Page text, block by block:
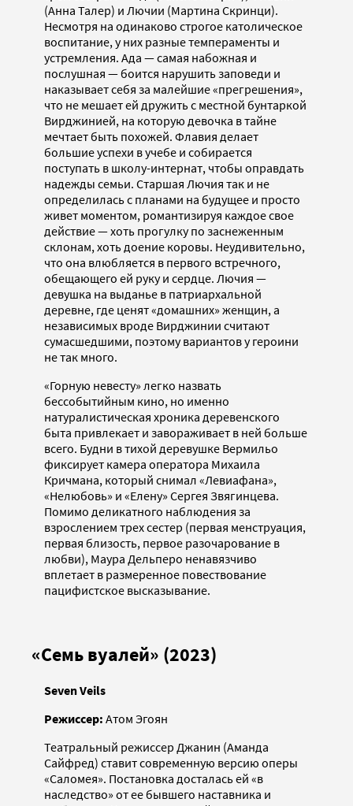
(Анна Талер) и Лючии (Мартина Скринци).
Несмотря на одинаково строгое католическое
воспитание, у них разные темпераменты и
устремления. Ада — самая набожная и
послушная — боится нарушить заповеди и
наказывает себя за малейшие «прегрешения»,
что не мешает ей дружить с местной бунтаркой
Вирджинией, на которую девочка в тайне
мечтает быть похожей. Флавия делает
большие успехи в учебе и собирается
поступать в школу-интернат, чтобы оправдать
надежды семьи. Старшая Лючия так и не
определилась с планами на будущее и просто
живет моментом, романтизируя каждое свое
действие — хоть прогулку по заснеженным
склонам, хоть доение коровы. Неудивительно,
что она влюбляется в первого встречного,
обещающего ей руку и сердце. Лючия —
девушка на выданье в патриархальной
деревне, где ценят «домашних» женщин, а
независимых вроде Вирджинии считают
сумасшедшими, поэтому вариантов у героини
не так много.
«Горную невесту» легко назвать
бессобытийным кино, но именно
натуралистическая хроника деревенского
быта привлекает и завораживает в ней больше
всего. Будни в тихой деревушке Вермильо
фиксирует камера оператора Михаила
Кричмана, который снимал «Левиафана»,
«Нелюбовь» и «Елену» Сергея Звягинцева.
Помимо деликатного наблюдения за
взрослением трех сестер (первая менструация,
первая близость, первое разочарование в
любви), Маура Дельперо ненавязчиво
вплетает в размеренное повествование
пацифистское высказывание.
«Семь вуалей» (2023)
Seven Veils
Режиссер: Атом Эгоян
Театральный режиссер Джанин (Аманда
Сайфред) ставит современную версию оперы
«Саломея». Постановка досталась ей «в
наследство» от ее бывшего наставника и